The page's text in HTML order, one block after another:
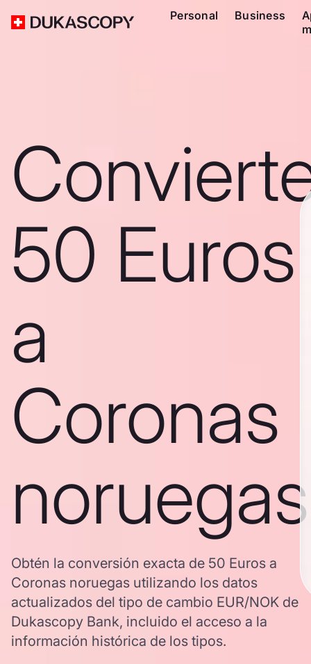
Personal Business
50 Euros
a
Coronas
noruegas
Obtén la conversión exacta de 50 Euros a
Coronas noruegas utilizando los datos
actualizados del tipo de cambio EUR/NOK de
Dukascopy Bank, incluido el acceso a la
información histórica de los tipos.